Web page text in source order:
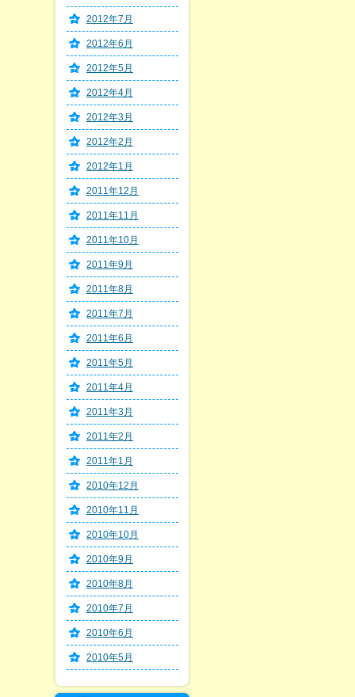
2012年7月
2012年6月
2012年5月
2012年4月
2012年3月
2012年2月
2012年1月
2011年12月
2011年11月
2011年10月
2011年9月
2011年8月
2011年7月
2011年6月
2011年5月
2011年4月
2011年3月
2011年2月
2011年1月
2010年12月
2010年11月
2010年10月
2010年9月
2010年8月
2010年7月
2010年6月
2010年5月